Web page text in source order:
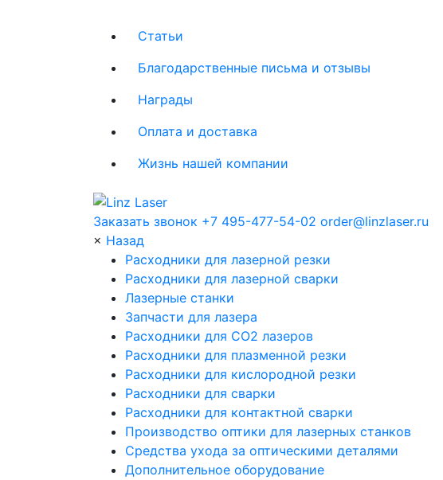
Статьи
Благодарственные письма и отзывы
Награды
Оплата и доставка
Жизнь нашей компании
Заказать звонок +7 495-477-54-02 order@linzlaser.ru
× Назад
Расходники для лазерной резки
Расходники для лазерной сварки
Лазерные станки
Запчасти для лазера
Расходники для СО2 лазеров
Расходники для плазменной резки
Расходники для кислородной резки
Расходники для сварки
Расходники для контактной сварки
Производство оптики для лазерных станков
Средства ухода за оптическими деталями
Дополнительное оборудование